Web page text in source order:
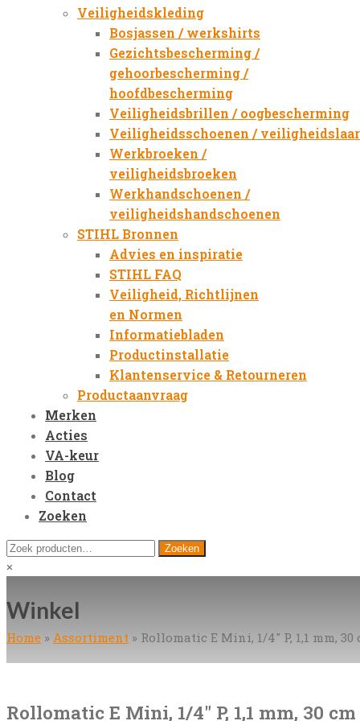
Veiligheidskleding
Bosjassen / werkshirts
Gezichtsbescherming /
gehoorbescherming /
hoofdbescherming
Veiligheidsbrillen / oogbescherming
Veiligheidsschoenen /
Werkbroeken /
veiligheidsbroeken
Werkhandschoenen /
veiligheidshandschoenen
STIHL Bronnen
Advies en inspiratie
STIHL FAQ
Veiligheid, Richtlijnen
en Normen
Informatiebladen
Productinstallatie
Klantenservice & Retourneren
Productaanvraag
Merken
Acties
VA-keur
Blog
Contact
Zoeken
Open
Mobile
Zoeken
naar:
Zoeken
×
Winkel
Home » Assortiment » Rollomatic E Mini, 1/4″ P, 1,1 mm, 30
Rollomatic E Mini, 1/4″ P, 1,1 mm, 30 cm